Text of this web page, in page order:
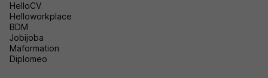
HelloCV
Helloworkplace
BDM
Jobijoba
Maformation
Diplomeo